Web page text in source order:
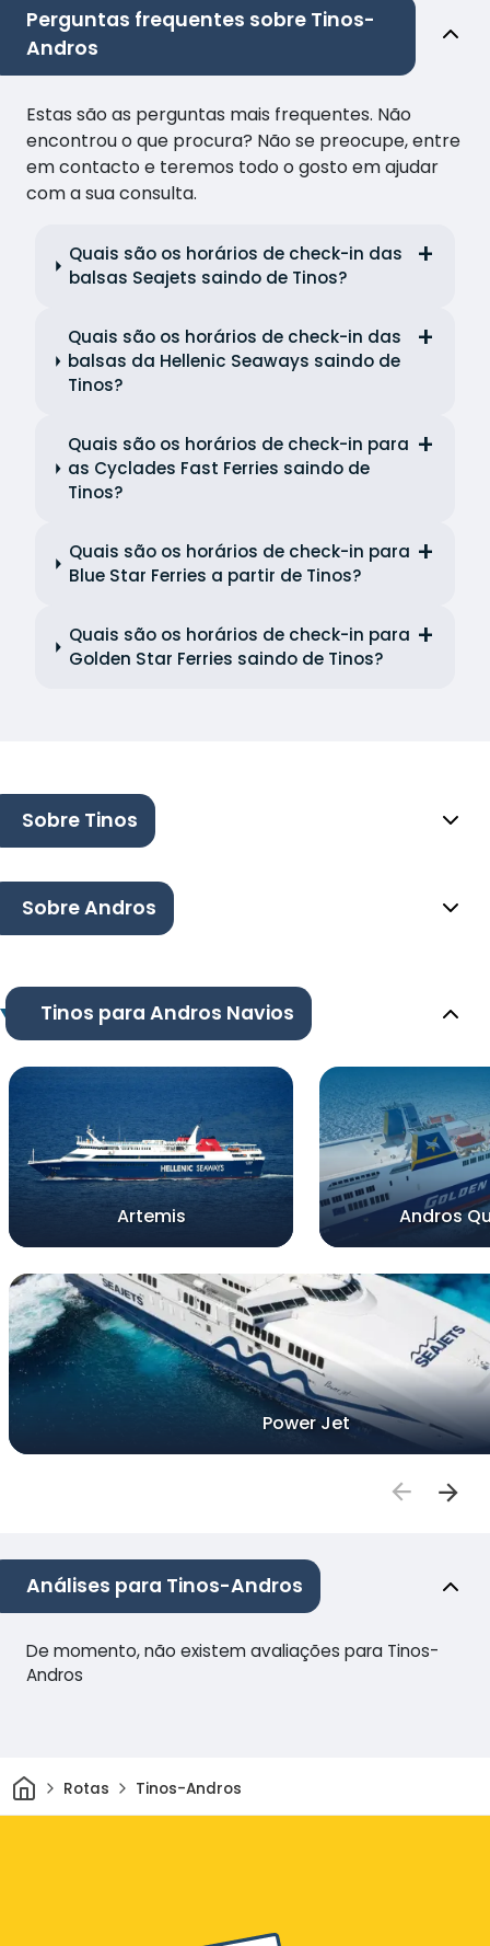
Perguntas frequentes sobre Tinos-
Andros
Estas são as perguntas mais frequentes. Não
encontrou o que procura? Não se preocupe, entre
em contacto e teremos todo o gosto em ajudar
com a sua consulta.
Quais são os horários de check-in das
balsas Seajets saindo de Tinos?
Quais são os horários de check-in das
balsas da Hellenic Seaways saindo de
Tinos?
Quais são os horários de check-in para
as Cyclades Fast Ferries saindo de
Tinos?
Quais são os horários de check-in para
Blue Star Ferries a partir de Tinos?
Quais são os horários de check-in para
Golden Star Ferries saindo de Tinos?
Sobre Tinos
Sobre Andros
Tinos para Andros Navios
Artemis Andros
Power Jet
Análises para Tinos-Andros
De momento, não existem avaliações para Tinos-
Andros
CasaRotas Tinos-Andros